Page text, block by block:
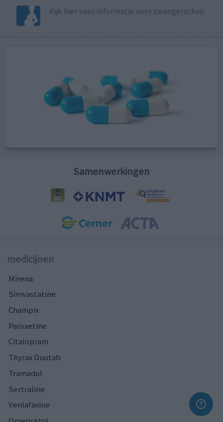
Kijk hier voor informatie over zwangerschap.
Samenwerkingen
medicijnen
Mirena
Simvastatine
Champix
Paroxetine
Citalopram
Thyrax Duotab
Tramadol
Sertraline
Venlafaxine